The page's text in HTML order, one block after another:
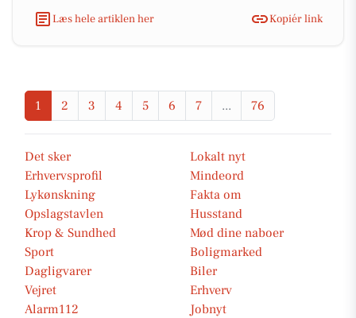
Læs hele artiklen her
Kopiér link
1 2 3 4 5 6 7 ... 76
Det sker
Lokalt nyt
Erhvervsprofil
Mindeord
Lykønskning
Fakta om
Opslagstavlen
Husstand
Krop & Sundhed
Mød dine naboer
Sport
Boligmarked
Dagligvarer
Biler
Vejret
Erhverv
Alarm112
Jobnyt